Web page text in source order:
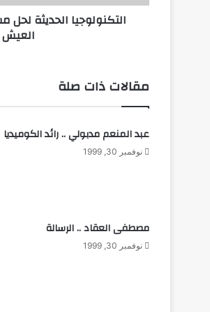
ج
د
ي
ة
ل
ك
التكنولوجيا الحديثة
العيش
مقالات ذات صلة
عبد المنعم مدبولي .. رائد الكوميديا
نوفمبر 30, 1999
مصطفى العقاد .. الرسالة
نوفمبر 30, 1999